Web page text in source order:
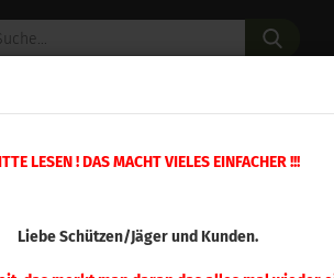
LESEN ! DAS MACHT VIELES EINFACHER !!!
Liebe Schützen/Jäger und Kunden.
» Blue / Striker Caps » A-Zoom .45 ACP